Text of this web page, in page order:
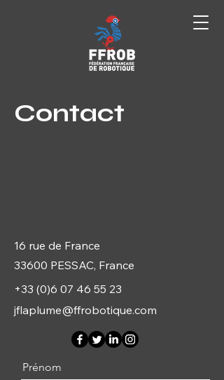
Contact
16 rue de France
33600 PESSAC, France
+33 (0)6 07 46 55 23
jflaplume@ffrobotique.com
Prénom